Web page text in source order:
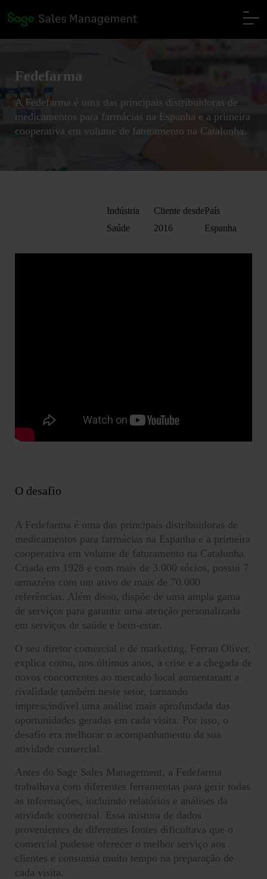
Fedefarma
A Fedefarma é uma das principais distribuidoras de
medicamentos para farmácias na Espanha e a primeira
cooperativa em volume de faturamento na Catalunha.
Indústria
Saúde
Cliente desde
2016
País
Espanha
O desafio
A Fedefarma é uma das principais distribuidoras de
medicamentos para farmácias na Espanha e a primeira
cooperativa em volume de faturamento na Catalunha.
Criada em 1928 e com mais de 3.000 sócios, possui 7
armazéns com um ativo de mais de 70.000
referências. Além disso, dispõe de uma ampla gama
de serviços para garantir uma atenção personalizada
em serviços de saúde e bem-estar.
O seu diretor comercial e de marketing, Ferran Oliver,
explica como, nos últimos anos, a crise e a chegada de
novos concorrentes ao mercado local aumentaram a
rivalidade também neste setor, tornando
imprescindível uma análise mais aprofundada das
oportunidades geradas em cada visita. Por isso, o
desafio era melhorar o acompanhamento da sua
atividade comercial.
Antes do Sage Sales Management, a Fedefarma
trabalhava com diferentes ferramentas para gerir todas
as informações, incluindo relatórios e análises da
atividade comercial. Essa mistura de dados
provenientes de diferentes fontes dificultava que o
comercial pudesse oferecer o melhor serviço aos
clientes e consumia muito tempo na preparação de
cada visita.